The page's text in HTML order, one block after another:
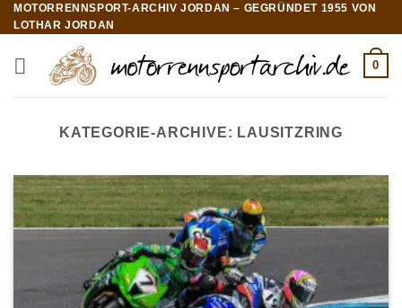
Zum
Inhalt
springen
MOTORRENNSPORT-ARCHIV JORDAN – GEGRÜNDET 1955 VON
LOTHAR JORDAN
0
KATEGORIE-ARCHIVE: LAUSITZRING